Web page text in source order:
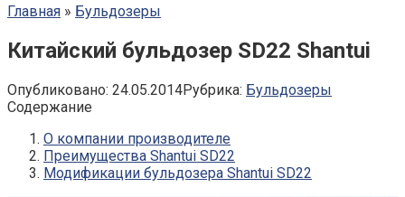
Главная » Бульдозеры
Китайский бульдозер SD22 Shantui
Опубликовано: 24.05.2014Рубрика: Бульдозеры
Содержание
О компании производителе
Преимущества Shantui SD22
Модификации бульдозера Shantui SD22